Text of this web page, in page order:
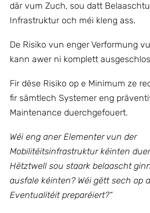
där vum Zuch, sou datt
Infrastruktur och méi kleng ass.
De Risiko vun enger Verformung
kann awer ni komplett
Fir dëse Risiko op e Minimum ze
fir sämtlech Systemer eng
Maintenance duerchgefouert.
Wéi eng aner Elementer vun der
Mobilitéitsinfrastruktur kéinten
Hëtztwell sou staark belaascht
ausfale kéinten? Wéi gëtt sech op
Eventualitéit preparéiert?“